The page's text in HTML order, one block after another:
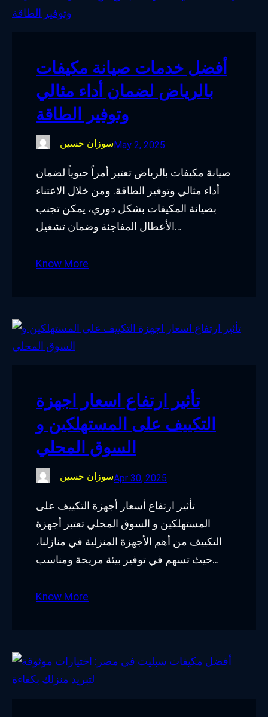
m
أفضل خدمات صيانة مكيفات
بالرياض لضمان أداء مثالي
وتوفير الطاقة
سوزان حسينMay 2, 2025
صيانة مكيفات بالرياض تعتبر أمراً حيوياً لضمان
أداء مثالي وتوفير الطاقة. ومن خلال الاعتناء
بصيانة المكيفات بشكل دوري، يمكن تجنب
الأعطال المفاجئة وضمان تشغيل…
Know More
تأثير ارتفاع اسعار اجهزة
التكييف على المستهلكين و
السوق المحلي
سوزان حسينApr 30, 2025
تأثير ارتفاع أسعار أجهزة التكييف على
المستهلكين و السوق المحلي تعتبر أجهزة
التكييف من أهم الأجهزة المنزلية في منازلنا،
حيث تسهم في توفير بيئة مريحة ومناسب…
Know More